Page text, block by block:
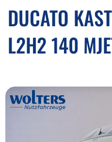
DUCATO
L2H2 140